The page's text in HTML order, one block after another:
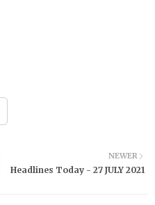
NEWER
Headlines Today - 27 JULY 2021